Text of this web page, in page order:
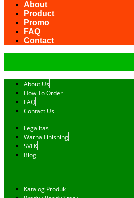
About
Product
Promo
FAQ
Contact
About Us
How To Order
FAQ
Contact Us
Legalitas
Warna Finishing
SVLK
Blog
Katalog Produk